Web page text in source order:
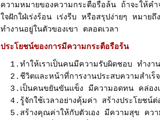
ความหมายของความกระตือรือล้น ถ้าจะให้
ใจฝักใฝ่เร่งร้อน เร่งรีบ หรือสรุปง่ายๆ หม
ทำงานอยู่ในตัวของเขา ตลอดเวลา
ประโยชน์ของการมีความกระตือรือร้น
1.ทำให้เราเป็นคนมีความรับผิดชอบ ทำง
2.ชีวิตและหน้าที่การงานประสบความสำเร็
3.เป็นคนขยันขันแข็ง มีความอดทน คล่องแ
4.รู้จักใช้เวลาอย่างคุ้มค่า สร้างประโยชน์ต่
5.สร้างคุณค่าให้กับตัวเอง มีความสุข ควา